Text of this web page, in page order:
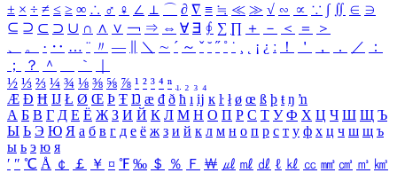
± × ÷ ≠ ≤ ≥ ∞ ∴ ♂ ♀ ∠ ⊥ ⌒ ∂ ∇ ≡ ≒ ≪ ≫ √ ∽ ∝ ∵ ∫ ∬ ∈ ∋
⊆ ⊇ ⊂ ⊃ ∪ ∩ ∧ ∨ ￢ ⇒ ⇔ ∀ ∃ ∮ ∑ ∏ ＋ － ＜ ＝
＞
、
。 · ‥ … ¨ 〃 ― ＼ ∼ ´ ～ ˇ ˘ ˝ ˚ ˙ ¸ ¡ ¿ ː ！ ＇ ， ． ／
：
；
？ ＾ ｀
½ ⅓ ⅔ ¼ ¾ ⅛ ⅜ ⅝ ⅞ ¹ ² ³ ⁴ ⁿ ₁ ₂ ₃ ₄
Æ Ð Ħ Ĳ Ł Ø Œ Þ Ŧ Ŋ æ đ ð ħ ı ĳ ĸ ŀ ł ø œ ß þ ŧ ŋ ŉ
А Б В Г Д Е Ё Ж З И Й К Л М Н О П Р С Т У Ф Х Ц Ч Ш Щ Ъ
Ы Ь Э Ю Я а б в г д е ё ж з и й к л м н о п р с т у ф х ц ч ш щ ъ
ы ь э ю я
′ ″ ℃ Å ￠ ￡ ￥ ¤ ℉ ‰ ＄ ％ Ｆ ￦ ㎕ ㎖ ㎗ ℓ ㎘ ㏄ ㎣ ㎤ ㎥ ㎦